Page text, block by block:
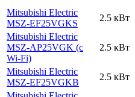
Mitsubishi Electric
MSZ-EF25VGKS
2.5 кВт
Mitsubishi Electric
MSZ-AP25VGK (с
Wi-Fi)
2.5 кВт
Mitsubishi Electric
MSZ-EF25VGKB
2.5 кВт